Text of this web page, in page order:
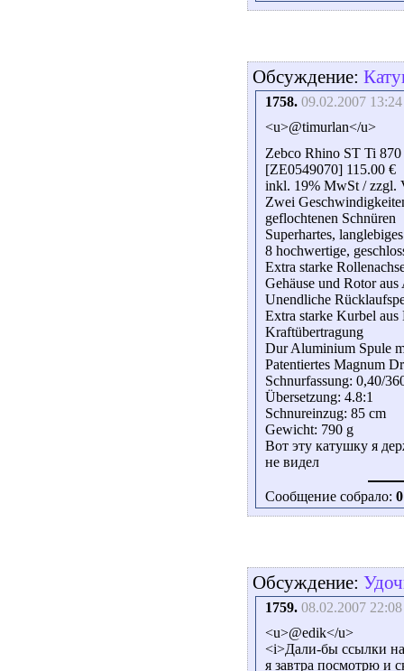
Обсуждение:
1758. 09.02.2007 13:24
<u>@timurlan</u>
Zebco Rhino ST Ti 870
[ZE0549070] 115.00 €
inkl. 19% MwSt / zzgl.
Zwei
geflochtenen Schnüren
Superhartes,
8 hochwertige,
Extra starke
Gehäuse und Rotor
Unendliche
Extra starke Kurbel
Kraftübertragung
Dur Aluminium Spule
Patentiertes Magnum
Schnurfassung: 0,40/
Übersetzung: 4.8:1
Schnureinzug: 85 cm
Gewicht: 790 g
Вот эту катушку я
не видел
Сообщение собрало: 0
Обсуждение:
1759. 08.02.2007 22:08
<u>@edik</u>
<i>Дали-бы ссылки
я завтра посмотрю и